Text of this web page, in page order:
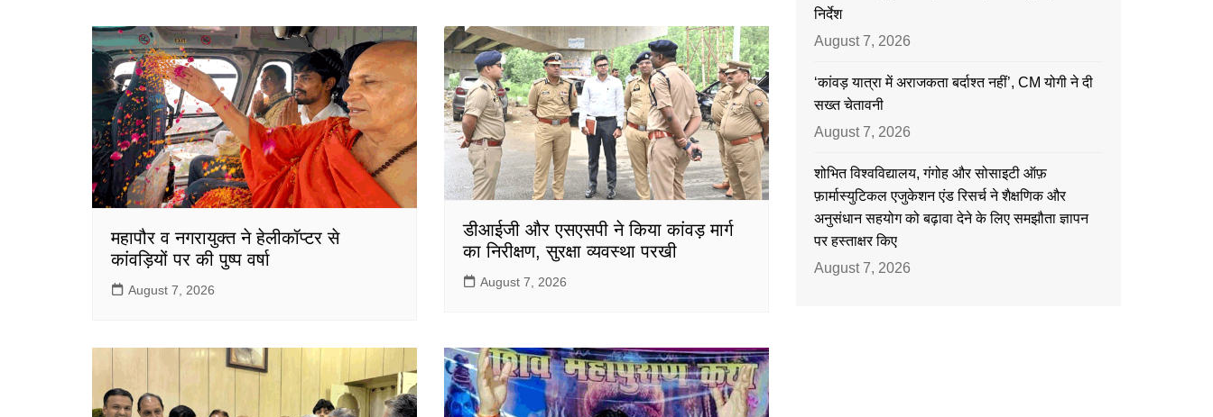
o
o
k
p
p
महापौर व नगरायुक्त ने हेलीकॉप्टर से
कांवड़ियों पर की पुष्प वर्षा
August 7, 2026
डीआईजी और एसएसपी ने किया कांवड़ मार्ग
का निरीक्षण, सुरक्षा व्यवस्था परखी
August 7, 2026
निर्देश
August 7, 2026
‘कांवड़ यात्रा में अराजकता बर्दाश्त नहीं’, CM योगी ने दी
सख्त चेतावनी
August 7, 2026
शोभित विश्वविद्यालय, गंगोह और सोसाइटी ऑफ़
फ़ार्मास्युटिकल एजुकेशन एंड रिसर्च ने शैक्षणिक और
अनुसंधान सहयोग को बढ़ावा देने के लिए समझौता ज्ञापन
पर हस्ताक्षर किए
August 7, 2026